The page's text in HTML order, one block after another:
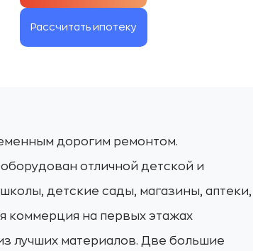
Рассчитать ипотеку
дорогим ремонтом.
отличной детской и
детские сады, магазины, аптеки,
коммерция на первых этажах
лучших материалов. Две большие